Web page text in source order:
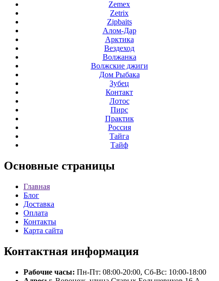
Zemex
Zetrix
Zipbaits
Алом-Дар
Арктика
Вездеход
Волжанка
Волжские джиги
Дом Рыбака
Зубец
Контакт
Лотос
Пирс
Практик
Россия
Тайга
Тайф
Основные страницы
Главная
Блог
Доставка
Оплата
Контакты
Карта сайта
Контактная информация
Рабочие часы: Пн-Пт: 08:00-20:00, Сб-Вс: 10:00-18:00